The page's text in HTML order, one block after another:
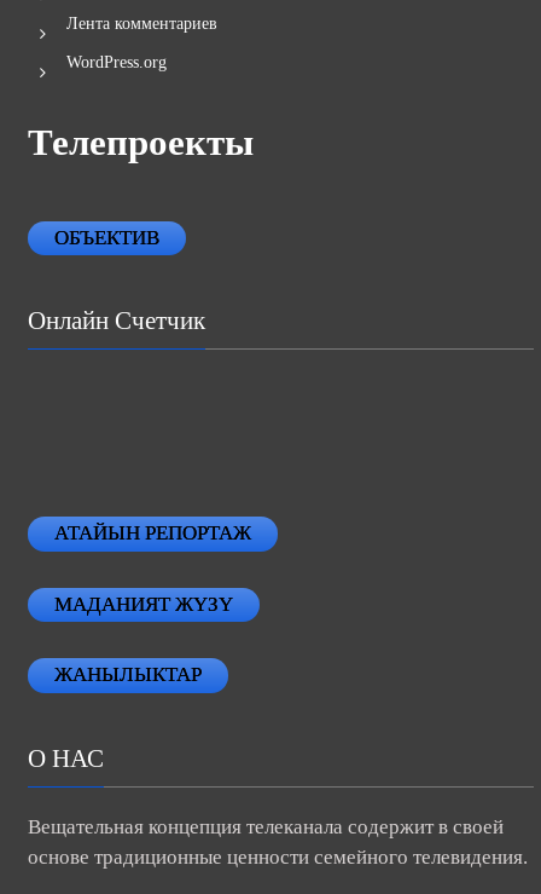
Лента комментариев
WordPress.org
Телепроекты
ОБЪЕКТИВ
Онлайн Счетчик
АТАЙЫН РЕПОРТАЖ
МАДАНИЯТ ЖҮЗҮ
ЖАНЫЛЫКТАР
О НАС
Вещательная концепция телеканала содержит в своей
основе традиционные ценности семейного телевидения.